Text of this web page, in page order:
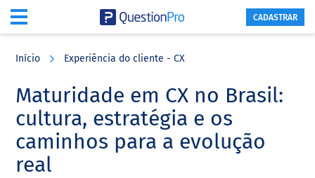
content
sidebar
CADASTRAR
Início Experiência do cliente - CX
Maturidade em CX no Brasil:
cultura, estratégia e os
caminhos para a evolução
real